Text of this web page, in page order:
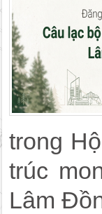
trong
trúc
Lâm